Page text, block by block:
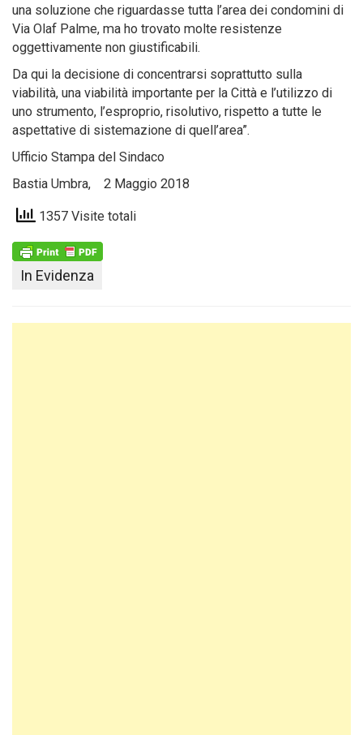
una soluzione che riguardasse tutta l’area dei condomini di
Via Olaf Palme, ma ho trovato molte resistenze
oggettivamente non giustificabili.
Da qui la decisione di concentrarsi soprattutto sulla
viabilità, una viabilità importante per la Città e l’utilizzo di
uno strumento, l’esproprio, risolutivo, rispetto a tutte le
aspettative di sistemazione di quell’area”.
Ufficio Stampa del Sindaco
Bastia Umbra, 2 Maggio 2018
1357 Visite totali
In Evidenza